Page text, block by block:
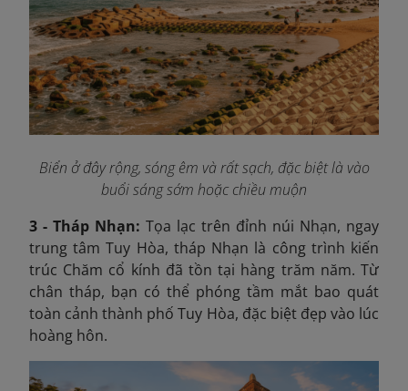
Biển ở đây rộng, sóng êm và rất sạch, đặc biệt là vào
buổi sáng sớm hoặc chiều muộn
3 - Tháp Nhạn: Tọa lạc trên đỉnh núi Nhạn, ngay
trung tâm Tuy Hòa, tháp Nhạn là công trình kiến
trúc Chăm cổ kính đã tồn tại hàng trăm năm. Từ
chân tháp, bạn có thể phóng tầm mắt bao quát
toàn cảnh thành phố Tuy Hòa, đặc biệt đẹp vào lúc
hoàng hôn.